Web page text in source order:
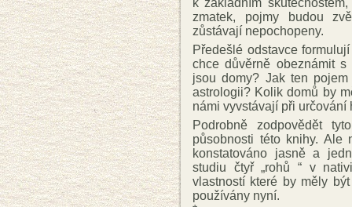
zmatek, pojmy budou
zůstávají nepochopeny.
Předešlé odstavce
chce důvěrně obeznámit
jsou domy? Jak ten
astrologii? Kolik domů by
námi vyvstávají při určování
Podrobně zodpovědět
působnosti této knihy. Ale
konstatováno jasně a
studiu čtyř „rohů “ v
vlastností které by měly
používány nyní.